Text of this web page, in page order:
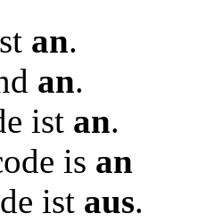
an.
an.
ist an.
is an
ist aus.